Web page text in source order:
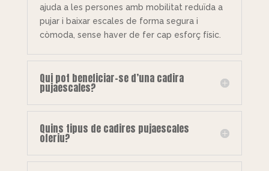
ajuda a les persones amb mobilitat reduïda a
pujar i baixar escales de forma segura i
còmoda, sense haver de fer cap esforç físic.
Qui pot beneficiar-se d’una cadira
pujaescales?
Quins tipus de cadires pujaescales
oferiu?